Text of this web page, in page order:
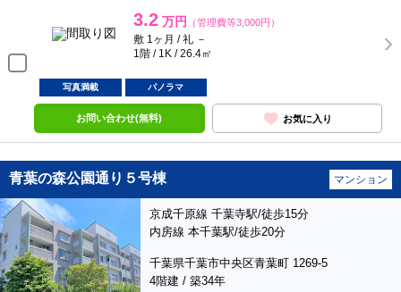
3.2 万円 （管理費等3,000円）
敷 1ヶ月 / 礼 －
1階 / 1K / 26.4㎡
写真満載 パノラマ
お問い合わせ(無料) お気に入り
青葉の森公園通り５号棟 マンション
京成千原線 千葉寺駅/徒歩15分
内房線 本千葉駅/徒歩20分
千葉県千葉市中央区青葉町 1269-5
4階建 / 築34年